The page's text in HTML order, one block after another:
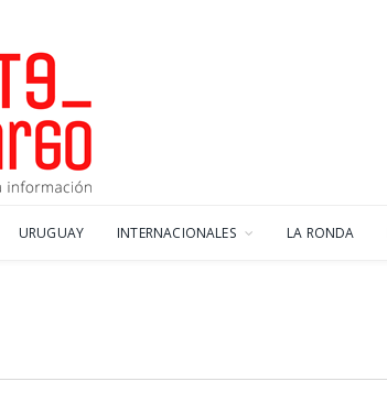
URUGUAY INTERNACIONALES LA RONDA